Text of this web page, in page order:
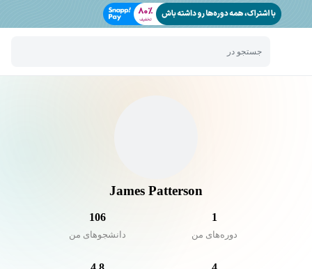
جستجو در
James Patterson
1
دوره‌های من
106
دانشجو‌های من